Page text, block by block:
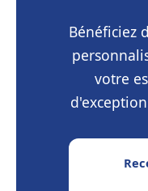
Bénéficiez
votre